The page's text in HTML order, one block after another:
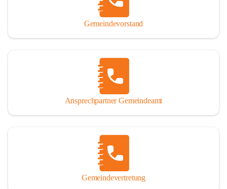
Gemeindevorstand
Ansprechpartner Gemeindeamt
Gemeindevertretung